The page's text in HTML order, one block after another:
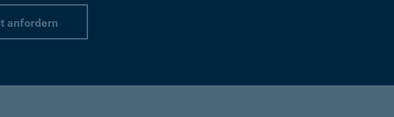
anfordern